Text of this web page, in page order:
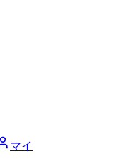
マイ